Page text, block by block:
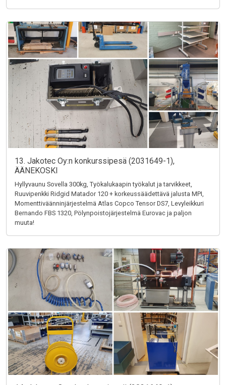
13. Jakotec Oy:n konkurssipesä (2031649-1),
ÄÄNEKOSKI
Hyllyvaunu Sovella 300kg, Työkalukaapin työkalut ja tarvikkeet,
Ruuvipenkki Ridgid Matador 120 + korkeussäädettävä jalusta MPI,
Momenttiväänninjärjestelmä Atlas Copco Tensor DS7, Levyleikkuri
Bernando FBS 1320, Pölynpoistojärjestelmä Eurovac ja paljon
muuta!